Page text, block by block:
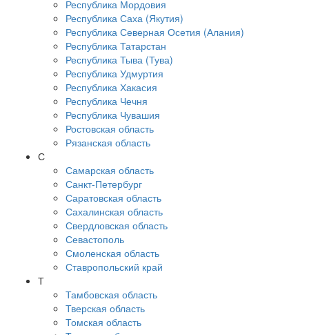
Республика Мордовия
Республика Саха (Якутия)
Республика Северная Осетия (Алания)
Республика Татарстан
Республика Тыва (Тува)
Республика Удмуртия
Республика Хакасия
Республика Чечня
Республика Чувашия
Ростовская область
Рязанская область
С
Самарская область
Санкт-Петербург
Саратовская область
Сахалинская область
Свердловская область
Севастополь
Смоленская область
Ставропольский край
Т
Тамбовская область
Тверская область
Томская область